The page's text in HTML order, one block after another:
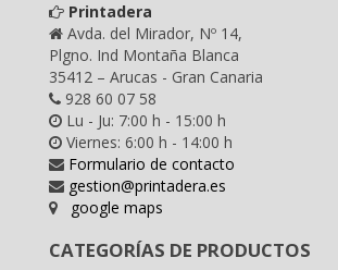
Printadera
Avda. del Mirador, Nº 14,
Plgno. Ind Montaña Blanca
35412 – Arucas - Gran Canaria
928 60 07 58
Lu - Ju: 7:00 h - 15:00 h
Viernes: 6:00 h - 14:00 h
Formulario de contacto
gestion@printadera.es
google maps
CATEGORÍAS DE PRODUCTOS